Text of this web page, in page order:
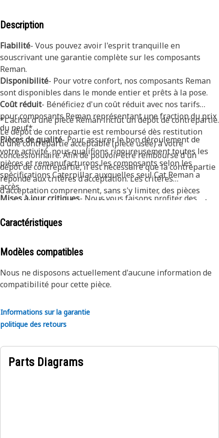
Description
Fiabilité- Vous pouvez avoir l'esprit tranquille en
souscrivant une garantie complète sur les composants
Reman.
Disponibilité- Pour votre confort, nos composants Reman
sont disponibles dans le monde entier et prêts à la pose.
Coût réduit- Bénéficiez d'un coût réduit avec nos tarifs
pour composants Reman représentant une fraction du prix
du neuf*.
Pièces de qualité- Pour assurer le bon déroulement de
votre activité, nous qualifions rigoureusement toutes les
pièces et remanufacturons les composants selon les
spécifications Caterpillar auxquelles seul Cat Reman a
accès.
Mises à jour critiques- Nous vous faisons profiter des
les composants Reman afin qu'ils intègrent les
*L'achat d'une pièce Reman inclut un dépôt de contrepartie.
Le dépôt de contrepartie est remboursé dès restitution
d'une contrepartie acceptable (pièce usée) à votre
concessionnaire. Afin de pouvoir être remboursé d'un
dépôt de contrepartie, il est nécessaire que la contrepartie
réponde aux critères d'acceptation. Les critères
d'acceptation comprennent, sans s'y limiter, des pièces
assemblées et entières, ni fêlées ni cassées, exemptes de
par un incendie et doivent correspondre à un numéro de
d'acceptation des contreparties sont plus complexes.
Veuillez contacter votre concessionnaire pour plus de
détails.
Caractéristiques
Modèles compatibles
Nous ne disposons actuellement d'aucune information de
compatibilité pour cette pièce.
Informations sur la garantie
politique des retours
Parts Diagrams